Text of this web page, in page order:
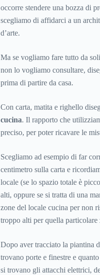
occorre stendere una bozza di
scegliamo di affidarci a un
d’arte.
Ma se vogliamo fare tutto da
non lo vogliamo consultare,
prima di partire da casa.
Con carta, matita e righello
cucina. Il rapporto che
preciso, per poter ricavare le
Scegliamo ad esempio di far
centimetro sulla carta e
locale (se lo spazio totale è
alti, oppure se si tratta di una
zone del locale cucina per non
troppo alti per quella particolare
Dopo aver tracciato la piantina
trovano porte e finestre e
si trovano gli attacchi elettrici,